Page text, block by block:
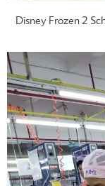
Disney Frozen 2